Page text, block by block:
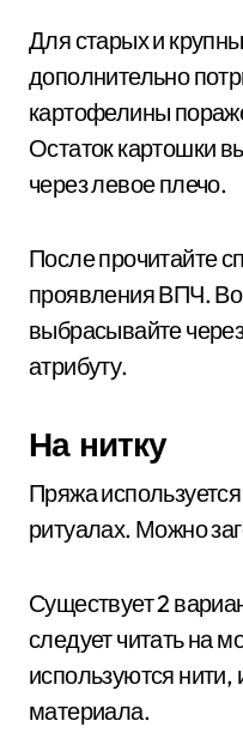
Для старых и
дополнительно
картофелины
Остаток картошки
через левое плечо.
После прочитайте
проявления ВПЧ.
выбрасывайте
атрибуту.
На нитку
Пряжа
ритуалах. Можно
Существует 2
следует читать на
используются нити,
материала.